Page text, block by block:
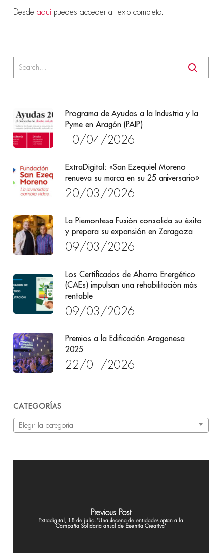
Desde aquípuedes acceder al texto completo.
Programa de Ayudas a la Industria y la
Pyme en Aragón (PAIP)
10/04/2026
ExtraDigital: «San Ezequiel Moreno
renueva su marca en su 25 aniversario»
20/03/2026
La Piemontesa Fusión consolida su éxito
y prepara su expansión en Zaragoza
09/03/2026
Los Certificados de Ahorro Energético
(CAEs) impulsan una rehabilitación más
rentable
09/03/2026
Premios a la Edificación Aragonesa
2025
22/01/2026
CATEGORÍAS
Categorías
Elegir la categoría
Previous Post
Extradigital, 18 de julio. "Una decena de entidades optan a la
Campaña Solidaria anual de Essentia Creativa"